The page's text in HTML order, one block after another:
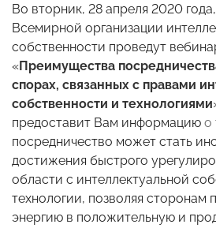
Во вторник, 28 апреля 2020
Всемирной организации
собственности проведут
«Преимущества
спорах, связанных с правами
собственности и технологиями
предоставит Вам информацию о
посредничество может стать
достижения быстрого
области с интеллектуальной
технологии, позволяя сторонам
энергию в положительную и